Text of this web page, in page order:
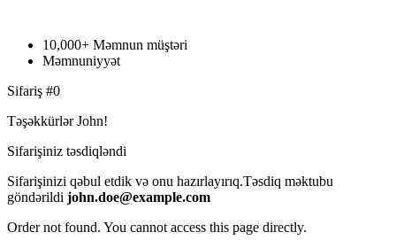
10,000+ Məmnun müştəri
Məmnuniyyət
Sifariş #0
Təşəkkürlər John!
Sifarişiniz təsdiqləndi
Sifarişinizi qəbul etdik və onu hazırlayırıq.Təsdiq məktubu
göndərildi john.doe@example.com
Order not found. You cannot access this page directly.